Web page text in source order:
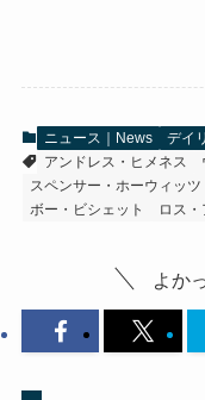
ニュース｜News デイ
アンドレス・ヒメネス
スペンサー・ホーウィッツ
ボー・ビシェット
ロス
よか